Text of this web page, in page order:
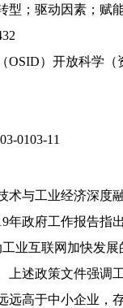
型；驱动因素；赋
OSID）开放科学
0103-11
术与工业经济深度
年政府工作报告指
业互联网加快发
上述政策文件强调
远高于中小企业，